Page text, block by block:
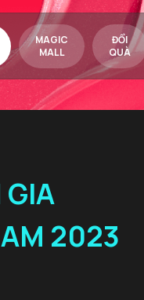
MAGIC
MALL
ĐỔI
QUÀ
2023